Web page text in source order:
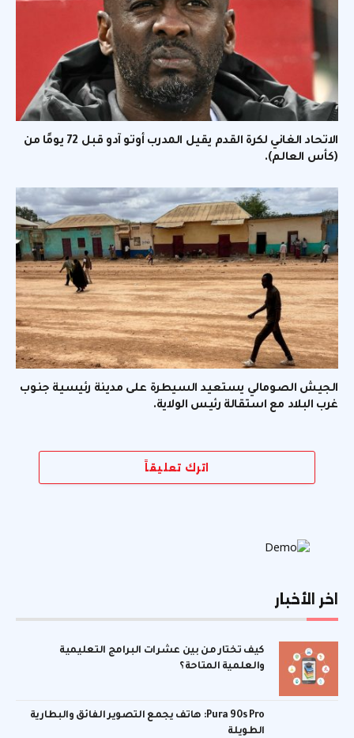
الاتحاد الغاني لكرة القدم يقيل المدرب أوتو آدو قبل 72 يومًا من
(كأس العالم).
الجيش الصومالي يستعيد السيطرة على مدينة رئيسية جنوب
غرب البلاد مع استقالة رئيس الولاية.
اترك تعليقاً
اخر الأخبار
كيف تختار من بين عشرات البرامج التعليمية
والعلمية المتاحة؟
Pura 90s Pro: هاتف يجمع التصوير الفائق والبطارية
الطويلة